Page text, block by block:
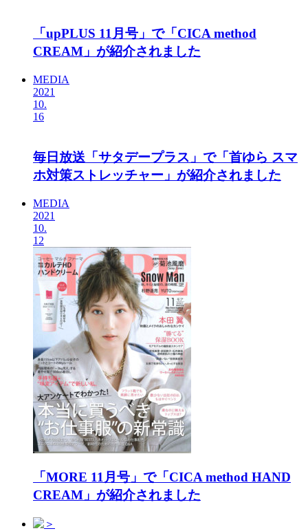
「upPLUS 11月号」で「CICA method
CREAM」が紹介されました
MEDIA
2021
10.
16
毎日放送「サタデープラス」で「首ゆら スマ
ホ対策ストレッチャー」が紹介されました
MEDIA
2021
10.
12
「MORE 11月号」で「CICA method HAND
CREAM」が紹介されました